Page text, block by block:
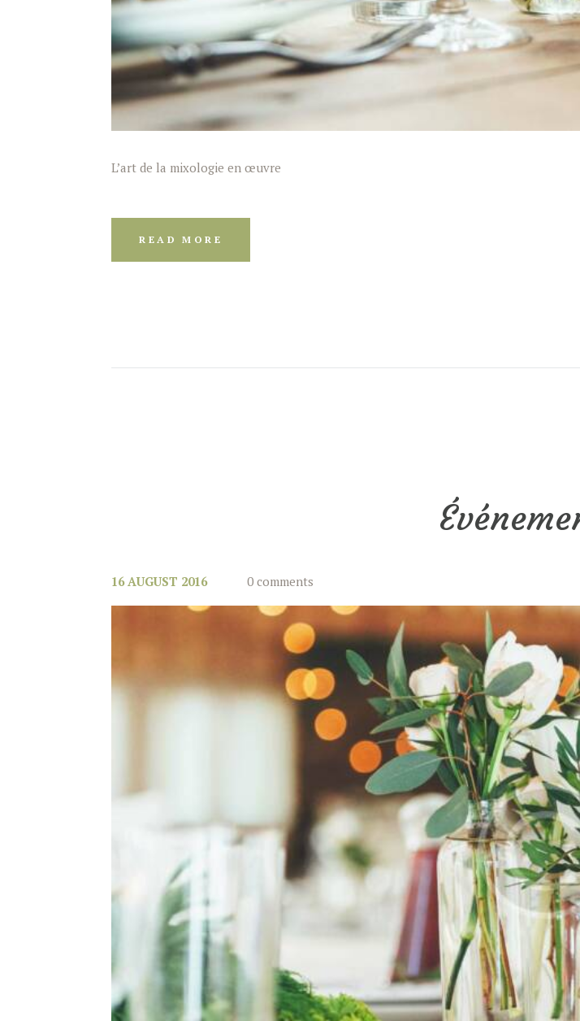
L’art de la mixologie en œuvre
READ MORE
16 AUGUST 2016 0 comments